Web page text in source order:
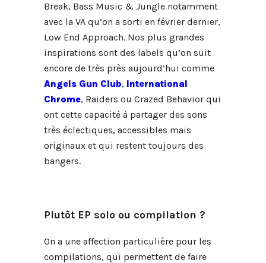
Break, Bass Music & Jungle notamment
avec la VA qu’on a sorti en février dernier,
Low End Approach. Nos plus grandes
inspirations sont des labels qu’on suit
encore de très près aujourd’hui comme
Angels Gun Club, International
Chrome, Raiders ou Crazed Behavior qui
ont cette capacité à partager des sons
très éclectiques, accessibles mais
originaux et qui restent toujours des
bangers.
Plutôt EP solo ou compilation ?
On a une affection particulière pour les
compilations, qui permettent de faire